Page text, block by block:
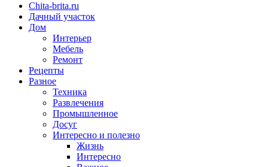
Chita-brita.ru
Дачный участок
Дом
Интерьер
Мебель
Ремонт
Рецепты
Разное
Техника
Развлечения
Промышленное
Досуг
Интересно и полезно
Жизнь
Интересно